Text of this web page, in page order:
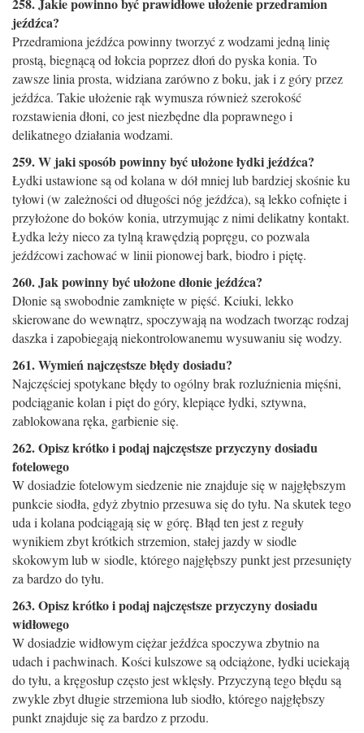
jeźdźca?
Przedramiona jeźdźca powinny tworzyć z wodzami jedną linię
prostą, biegnącą od łokcia poprzez dłoń do pyska konia. To
zawsze linia prosta, widziana zarówno z boku, jak i z góry przez
jeźdźca. Takie ułożenie rąk wymu­sza również szerokość
rozstawienia dłoni, co jest niezbędne dla poprawnego i
delikatnego działania wodzami.
259. W jaki sposób powinny być ułożone łydki jeźdźca?
Łydki ustawione są od kolana w dół mniej lub bardziej skośnie ku
tyłowi (w zależności od długości nóg jeźdźca), są lekko cofnięte i
przyłożone do boków konia, utrzymując z nimi delikatny kontakt.
Łydka leży nieco za tylną krawędzią popręgu, co pozwala
jeźdźcowi zachować w linii pionowej bark, biodro i piętę.
260. Jak powinny być ułożone dłonie jeźdźca?
Dłonie są swobodnie zamknięte w pięść. Kciuki, lekko
skierowane do wewnątrz, spoczywają na wodzach tworząc rodzaj
daszka i zapobiegają niekontrolowanemu wysuwaniu się wodzy.
261. Wymień najczęstsze błędy dosiadu?
Najczęściej spotykane błędy to ogólny brak rozluźnienia mięśni,
podciąganie kolan i pięt do góry, klepiące ­łydki, sztywna,
zablokowana ręka, garbienie się.
262. Opisz krótko i podaj najczęstsze przyczyny dosiadu
fotelowego
W dosiadzie fotelowym siedzenie nie znajduje się w najgłębszym
punkcie siodła, gdyż zbytnio przesuwa się do tyłu. Na skutek tego
uda i kolana podciągają się w górę. Błąd ten jest z reguły
wynikiem zbyt krótkich strzemion, stałej jazdy w siodle
skokowym lub w siodle, którego najgłębszy punkt jest przesunięty
za bardzo do tyłu.
263. Opisz krótko i podaj najczęstsze przyczyny dosiadu
widłowego
W dosiadzie widłowym ciężar jeźdźca spoczywa zbytnio na
udach i pachwinach. Kości kulszowe są odciążone, łydki uciekają
do tyłu, a kręgosłup często jest wklęsły. Przyczyną tego błędu są
zwykle zbyt długie strzemiona lub siodło, którego najgłębszy
punkt znajduje się za bardzo z przodu.